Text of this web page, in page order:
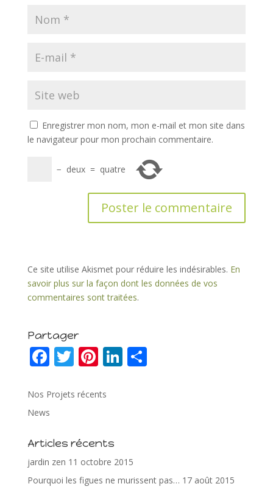
Enregistrer mon nom, mon e-mail et mon site dans
le navigateur pour mon prochain commentaire.
− deux = quatre
Ce site utilise Akismet pour réduire les indésirables. En
savoir plus sur la façon dont les données de vos
commentaires sont traitées.
Partager
F
e
b
o
o
k
T
itt
Pi
er
st
Li
n
P
Nos Projets récents
News
Articles récents
jardin zen 11 octobre 2015
Pourquoi les figues ne murissent pas… 17 août 2015